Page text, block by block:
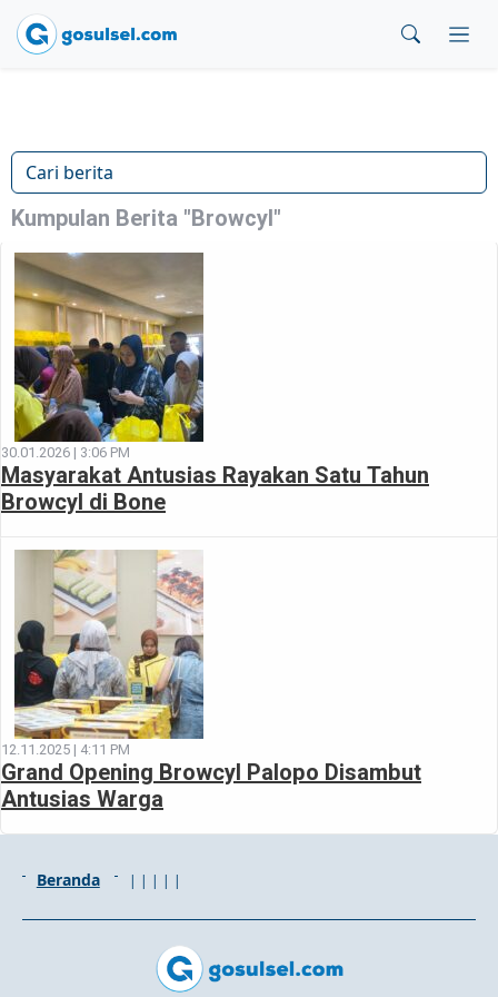
Kumpulan Berita "Browcyl"
30.01.2026 | 3:06 PM
Masyarakat Antusias Rayakan Satu Tahun
Browcyl di Bone
12.11.2025 | 4:11 PM
Grand Opening Browcyl Palopo Disambut
Antusias Warga
Beranda | | | | |